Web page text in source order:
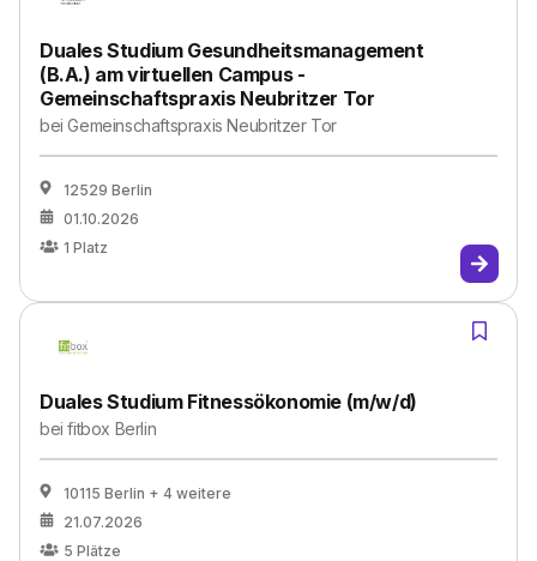
Duales Studium Gesundheitsmanagement
(B.A.) am virtuellen Campus -
Gemeinschaftspraxis Neubritzer Tor
beiGemeinschaftspraxis Neubritzer Tor
12529 Berlin
01.10.2026
1 Platz
Duales Studium Fitnessökonomie (m/w/d)
beifitbox Berlin
10115 Berlin + 4 weitere
21.07.2026
5 Plätze